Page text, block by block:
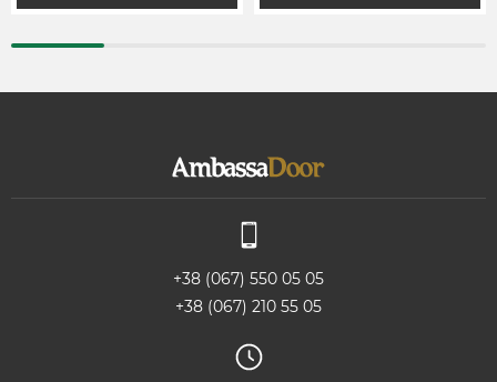
+38 (067) 550 05 05
+38 (067) 210 55 05